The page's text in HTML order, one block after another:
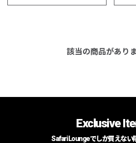
該当の商品があり
Exclusive
Safari Loungeでしか買えない